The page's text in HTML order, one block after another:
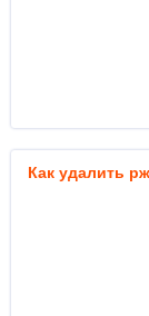
Как удалить